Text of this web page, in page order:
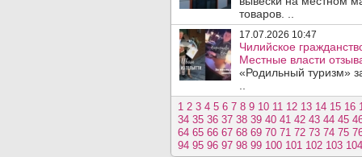
товаров. ..
17.07.2026 10:47
Чилийское
Местные власти
«Родильный туризм»
1 2 3 4 5 6 7 8 9 10 11 12 13 14 15 16
34 35 36 37 38 39 40 41 42 43 44 45
64 65 66 67 68 69 70 71 72 73 74 75
94 95 96 97 98 99 100 101 102 103 104